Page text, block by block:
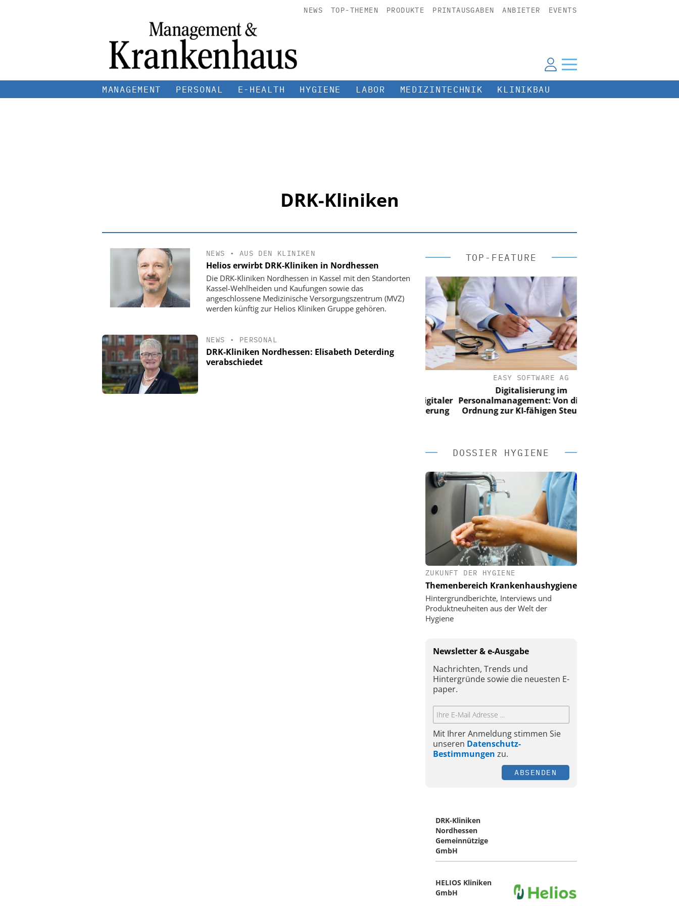
NEWS TOP-THEMEN PRODUKTE PRINTAUSGABEN ANBIETER EVENTS
MANAGEMENT PERSONAL E-HEALTH HYGIENE LABOR MEDIZINTECHNIK KLINIKBAU
DRK-Kliniken
NEWS • AUS DEN KLINIKEN
Helios erwirbt DRK-Kliniken in Nordhessen
Die DRK-Kliniken Nordhessen in Kassel mit den Standorten
Kassel-Wehlheiden und Kaufungen sowie das
angeschlossene Medizinische Versorgungszentrum (MVZ)
werden künftig zur Helios Kliniken Gruppe gehören.
NEWS • PERSONAL
DRK-Kliniken Nordhessen: Elisabeth Deterding
verabschiedet
TOP-FEATURE
EASY SOFTWARE AG
Digitalisierung im
Personalmanagement: Von digitaler
Ordnung zur KI-fähigen Steuerung
EASY SOFTWARE AG
Digitalisierung im
Personalmanagement: Von digitaler
Ordnung zur KI-fähigen Steuerung
DOSSIER HYGIENE
ZUKUNFT DER HYGIENE
Themenbereich Krankenhaushygiene
Hintergrundberichte, Interviews und
Produktneuheiten aus der Welt der
Hygiene
Newsletter & e-Ausgabe
Nachrichten, Trends und
Hintergründe sowie die neuesten E-
paper.
Mit Ihrer Anmeldung stimmen Sie
unseren Datenschutz-
Bestimmungen zu.
ABSENDEN
DRK-Kliniken
Nordhessen
Gemeinnützige
GmbH
HELIOS Kliniken
GmbH